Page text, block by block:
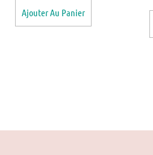
Ajouter Au Panier